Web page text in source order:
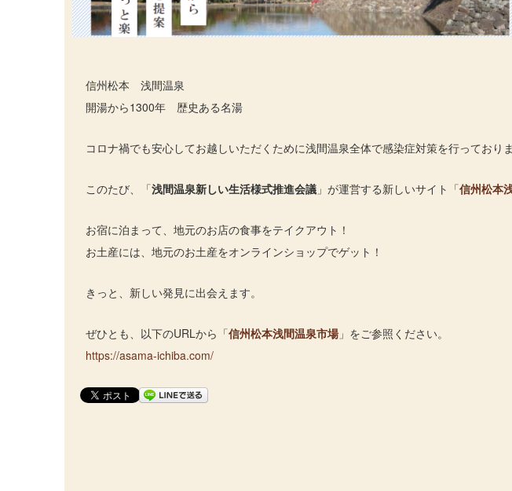
信州松本 浅間温泉
開湯から1300年 歴史ある名湯
コロナ禍でも安心してお越しいただくために浅間温泉全体で感染症対策を行っておりま
このたび、「浅間温泉新しい生活様式推進会議 」が運営する新しいサイト「信州松本
お宿に泊まって、地元のお店の食事をテイクアウト！
お土産には、地元のお土産をオンラインショップでゲット！
きっと、新しい発見に出会えます。
ぜひとも、以下のURLから「信州松本浅間温泉市場 」をご参照ください。
https://asama-ichiba.com/